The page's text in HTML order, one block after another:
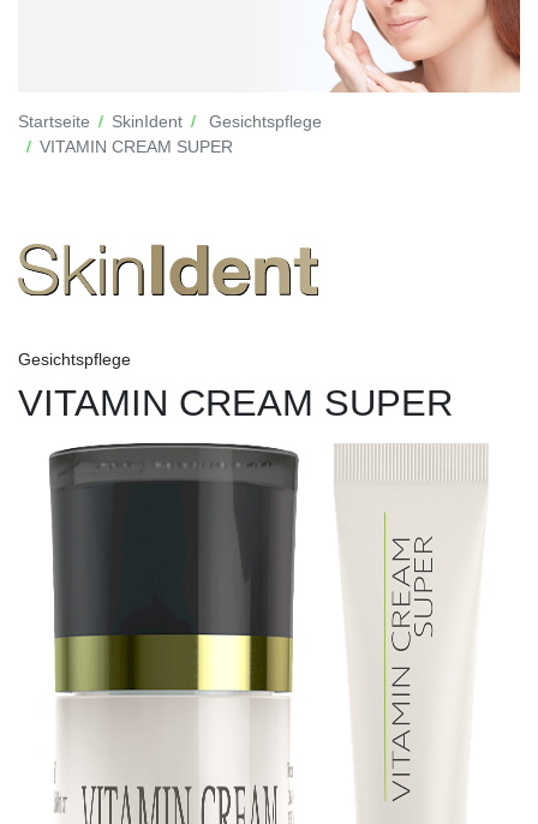
Startseite SkinIdent
Gesichtspflege
VITAMIN CREAM SUPER
Gesichtspflege
VITAMIN CREAM SUPER